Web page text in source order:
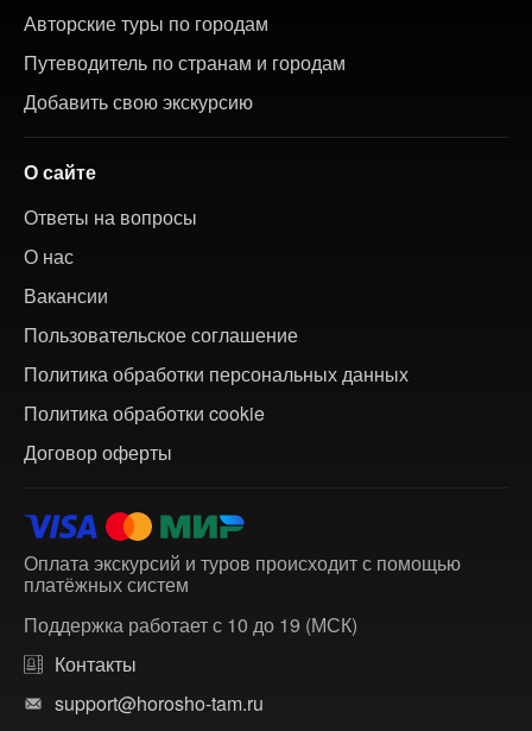
Авторские туры по городам
Путеводитель по странам и городам
Добавить свою экскурсию
О сайте
Ответы на вопросы
О нас
Вакансии
Пользовательское соглашение
Политика обработки персональных данных
Политика обработки cookie
Договор оферты
Оплата экскурсий и туров происходит с помощью
платёжных систем
Поддержка работает с 10 до 19 (МСК)
Контакты
support@horosho-tam.ru